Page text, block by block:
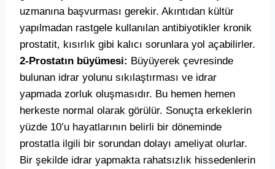
uzmanına başvurması gerekir. Akıntıdan kültür
yapılmadan rastgele kullanılan antibiyotikler kronik
prostatit, kısırlık gibi kalıcı sorunlara yol açabilirler.
2-Prostatın büyümesi: Büyüyerek çevresinde
bulunan idrar yolunu sıkılaştırması ve idrar
yapmada zorluk oluşmasıdır. Bu hemen hemen
herkeste normal olarak görülür. Sonuçta erkeklerin
yüzde 10’u hayatlarının belirli bir döneminde
prostatla ilgili bir sorundan dolayı ameliyat olurlar.
Bir şekilde idrar yapmakta rahatsızlık hissedenlerin